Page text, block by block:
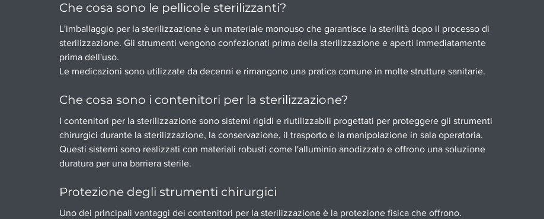
Che cosa sono le pellicole sterilizzanti?
L'imballaggio per la sterilizzazione è un materiale monouso che garantisce la sterilità dopo il processo di
sterilizzazione. Gli strumenti vengono confezionati prima della sterilizzazione e aperti immediatamente
prima dell'uso.
Le medicazioni sono utilizzate da decenni e rimangono una pratica comune in molte strutture sanitarie.
Che cosa sono i contenitori per la sterilizzazione?
I contenitori per la sterilizzazione sono sistemi rigidi e riutilizzabili progettati per proteggere gli strumenti
chirurgici durante la sterilizzazione, la conservazione, il trasporto e la manipolazione in sala operatoria.
Questi sistemi sono realizzati con materiali robusti come l'alluminio anodizzato e offrono una soluzione
duratura per una barriera sterile.
Protezione degli strumenti chirurgici
Uno dei principali vantaggi dei contenitori per la sterilizzazione è la protezione fisica che offrono.